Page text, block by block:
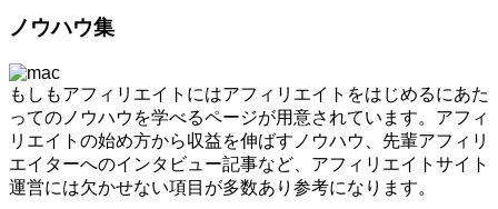
ノウハウ集
もしもアフィリエイトにはアフィリエイトをはじめるにあた
ってのノウハウを学べるページが用意されています。アフィ
リエイトの始め方から収益を伸ばすノウハウ、先輩アフィリ
エイターへのインタビュー記事など、アフィリエイトサイト
運営には欠かせない項目が多数あり参考になります。